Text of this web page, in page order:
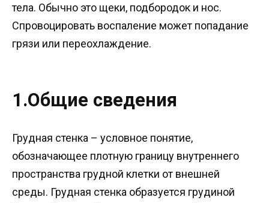
тела. Обычно это щеки, подбородок и нос.
Спровоцировать воспаление может попадание
грязи или переохлаждение.
1.Общие сведения
Грудная стенка – условное понятие,
обозначающее плотную границу внутреннего
пространства грудной клетки от внешней
среды. Грудная стенка образуется грудиной